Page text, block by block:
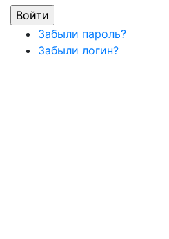
Забыли пароль?
Забыли логин?